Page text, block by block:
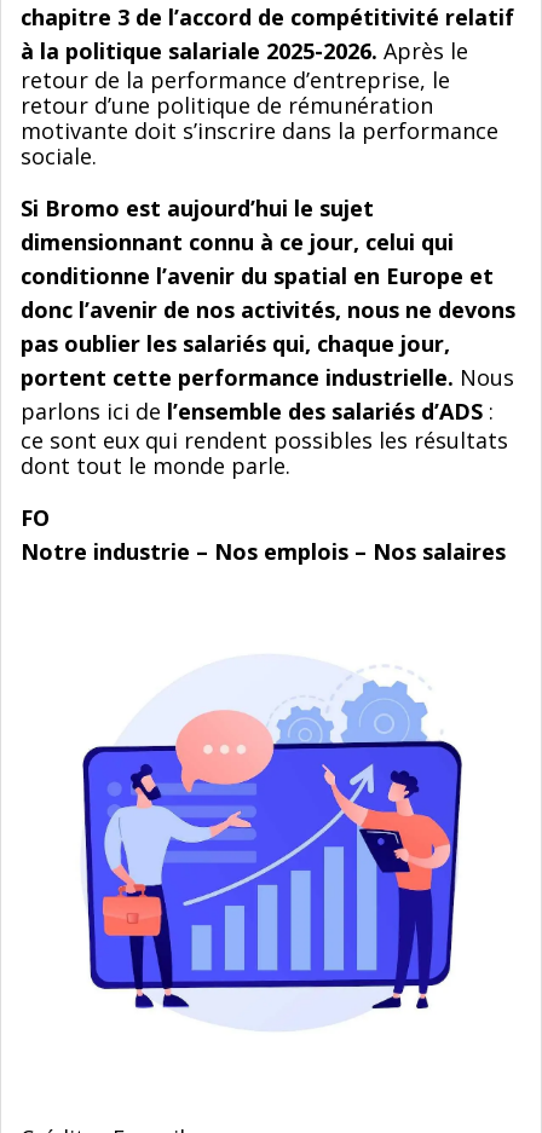
chapitre 3 de l’accord de compétitivité relatif
à la politique salariale 2025-2026. Après le
retour de la performance d’entreprise, le
retour d’une politique de rémunération
motivante doit s’inscrire dans la performance
sociale.
Si Bromo est aujourd’hui le sujet
dimensionnant connu à ce jour, celui qui
conditionne l’avenir du spatial en Europe et
donc l’avenir de nos activités, nous ne devons
pas oublier les salariés qui, chaque jour,
portent cette performance industrielle. Nous
parlons ici de l’ensemble des salariés d’ADS :
ce sont eux qui rendent possibles les résultats
dont tout le monde parle.
FO
Notre industrie – Nos emplois – Nos salaires